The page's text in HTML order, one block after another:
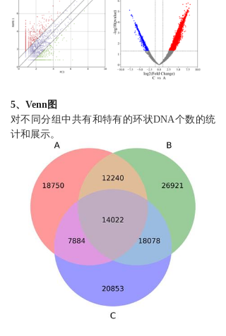
5、Venn图
对不同分组中共有和特有的环状DNA个数的统
计和展示。